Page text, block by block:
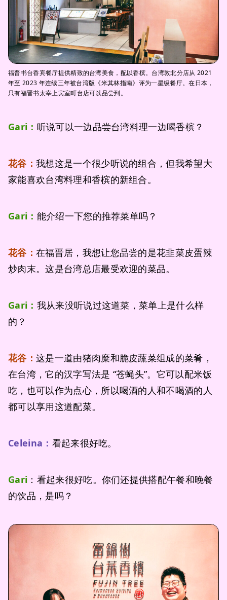
福晋书台香宾餐厅提供精致的台湾美食，配以香槟。台湾敦北分店从 2021
年至 2023 年连续三年被台湾版《米其林指南》评为一星级餐厅。在日本，
只有福晋书太宰上宾室町台店可以品尝到。
Gari： 听说可以一边品尝台湾料理一边喝香槟？
花谷： 我想这是一个很少听说的组合，但我希望大
家能喜欢台湾料理和香槟的新组合。
Gari： 能介绍一下您的推荐菜单吗？
花谷： 在福晋居，我想让您品尝的是花韭菜皮蛋辣
炒肉末。这是台湾总店最受欢迎的菜品。
Gari： 我从来没听说过这道菜，菜单上是什么样
的？
花谷： 这是一道由猪肉糜和脆皮蔬菜组成的菜肴，
在台湾，它的汉字写法是 “苍蝇头”。它可以配米饭
吃，也可以作为点心，所以喝酒的人和不喝酒的人
都可以享用这道配菜。
Celeina： 看起来很好吃。
Gari ：看起来很好吃。你们还提供搭配午餐和晚餐
的饮品，是吗？